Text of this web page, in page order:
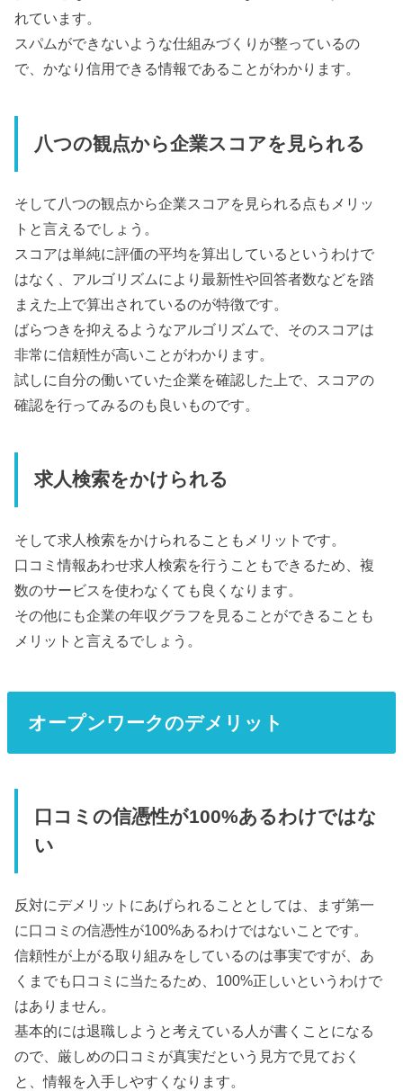
れています。
スパムができないような仕組みづくりが整っているの
で、かなり信用できる情報であることがわかります。
八つの観点から企業スコアを見られる
そして八つの観点から企業スコアを見られる点もメリッ
トと言えるでしょう。
スコアは単純に評価の平均を算出しているというわけで
はなく、アルゴリズムにより最新性や回答者数などを踏
まえた上で算出されているのが特徴です。
ばらつきを抑えるようなアルゴリズムで、そのスコアは
非常に信頼性が高いことがわかります。
試しに自分の働いていた企業を確認した上で、スコアの
確認を行ってみるのも良いものです。
求人検索をかけられる
そして求人検索をかけられることもメリットです。
口コミ情報あわせ求人検索を行うこともできるため、複
数のサービスを使わなくても良くなります。
その他にも企業の年収グラフを見ることができることも
メリットと言えるでしょう。
オープンワークのデメリット
口コミの信憑性が100%あるわけではな
い
反対にデメリットにあげられることとしては、まず第一
に口コミの信憑性が100%あるわけではないことです。
信頼性が上がる取り組みをしているのは事実ですが、あ
くまでも口コミに当たるため、100%正しいというわけで
はありません。
基本的には退職しようと考えている人が書くことになる
ので、厳しめの口コミが真実だという見方で見ておく
と、情報を入手しやすくなります。